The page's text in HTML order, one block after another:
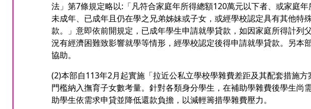
法」第7條規定略以:「凡符合家庭年所得總額120萬元以下者、或家庭
未成年、已成年且仍在學之兄弟姊妹或子女，或經學校認定具有其他特
款。」意即依前開規定，已成年學生申請就學貸款，如因家庭所得計列
況有經濟困難致影響就學等情形，經學校認定後得申請就學貸款。另本
協助。
(2)本部自113年2月起實施「拉近公私立學校學雜費差距及其配套措施
門檻納入撫育子女數考量。針對各類身分學生，在補助學雜費後學生尚
助學生依需求申貸並降低還款負擔，以減輕籌措學雜費壓力。